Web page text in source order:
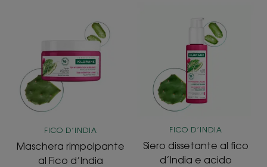
rimpolpante
Fico
d’India
FICO D’INDIA
Maschera rimpolpante
al Fico d’India
dissetante
fico
d’India
e
acido
FICO D’INDIA
Siero dissetante al fico
d’India e acido